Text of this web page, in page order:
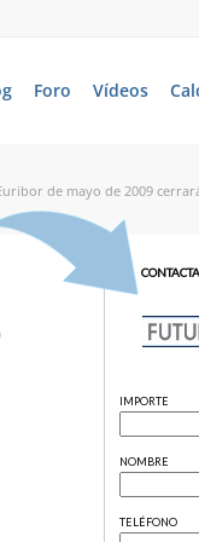
Foro Vídeos
de mayo de 2009